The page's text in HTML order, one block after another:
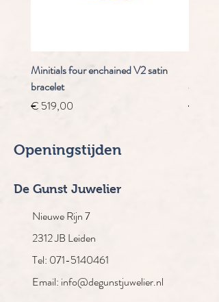
Minitials four enchained V2 satin
bracelet
Prijs
€ 519,00 €
Openingstijden
De Gunst Juwelier
Nieuwe Rijn 7
2312 JB Leiden
Tel: 071-5140461
Email: info@degunstjuwelier.nl